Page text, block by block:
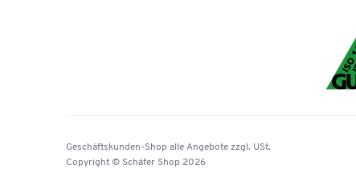
Geschäftskunden-Shop alle Angebote zzgl. USt.
Copyright © Schäfer Shop 2026